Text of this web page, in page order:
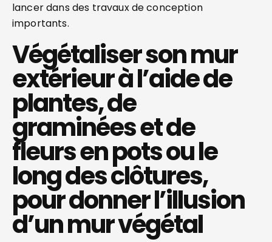
lancer dans des travaux de conception
importants.
Végétaliser son mur
extérieur à l’aide de
plantes, de
graminées et de
fleurs en pots ou le
long des clôtures,
pour donner l’illusion
d’un mur végétal